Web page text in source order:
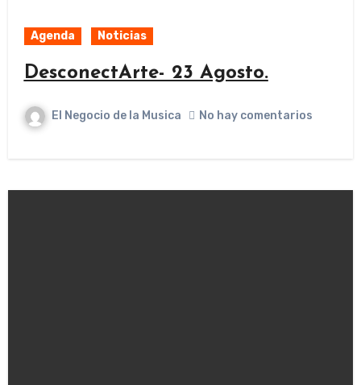
Agenda Noticias
DesconectArte- 23 Agosto.
El Negocio de la Musica No hay comentarios